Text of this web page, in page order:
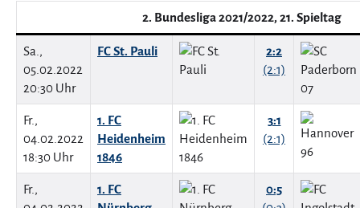
2. Bundesliga 2021/2022, 21. Spieltag
Sa.,
05.02.2022
20:30 Uhr
FC St. Pauli
2:2
(2:1)
Fr.,
04.02.2022
18:30 Uhr
1. FC
Heidenheim
1846
3:1
(2:1)
Fr.,
1. FC
0:5